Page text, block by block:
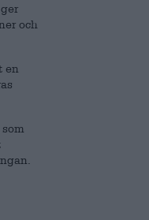
och
en